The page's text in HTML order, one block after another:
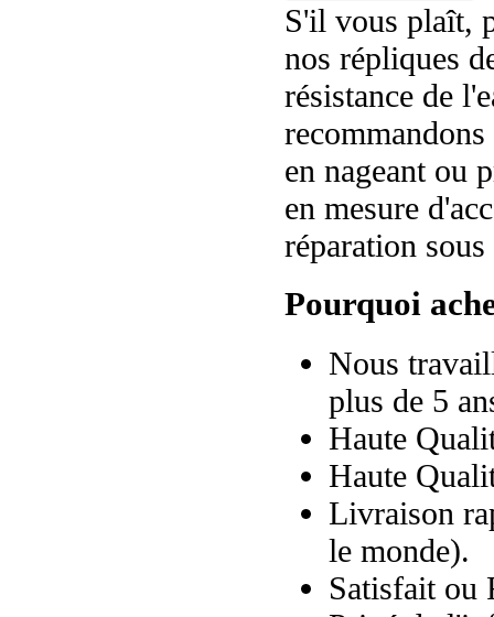
S'il vous plaît,
nos répliques
résistance de
en nageant ou
en mesure
réparation
Pourquoi
Nous
plus de 5
Haute
Haute
Livraison
le monde).
Satisfait ou